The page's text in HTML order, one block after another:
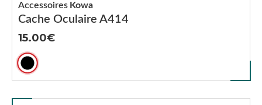
Cache Oculaire A414
Accessoires Kowa
15.00